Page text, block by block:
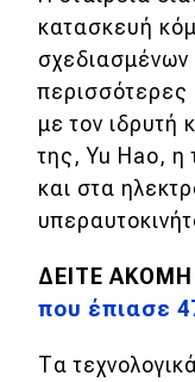
eDRIVE
DRIVE
κατασκευή
σχεδιασμένων
με τον ιδρυτή
της, Yu Hao, η
και στα
ΔΕΙΤΕ ΑΚΟΜΗ
που έπιασε
Τα